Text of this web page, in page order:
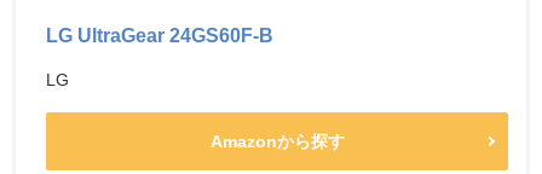
LG UltraGear 24GS60F-B
LG
Amazonから探す